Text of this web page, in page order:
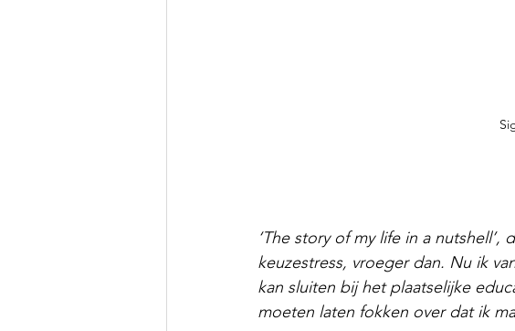
‘The story of my life in a
keuzestress, vroeger dan. Nu ik
kan sluiten bij het plaatselijke
moeten laten fokken over dat ik